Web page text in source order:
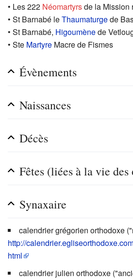
• Les 222 Néomartyrsde la Mission
• St Barnabé leThaumaturgede
• St Barnabé, Higoumènede
• Ste Martyre Macre de Fismes
Évènements
Naissances
Décès
Fêtes (liées à la vie des
Synaxaire
calendrier grégorien orthodoxe
http://
html
calendrier julien orthodoxe